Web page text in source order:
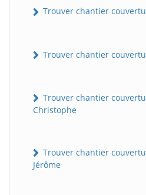
Trouver chantier
Trouver chantier
Trouver chantier
Christophe
Trouver chantier
Jérôme